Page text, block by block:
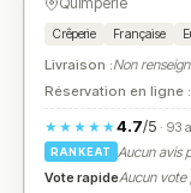
Crêperie Française
Livraison :Non
Réservation en ligne :
★★★★★4.7/5· 93
RANKEAT
Aucun avis
Vote rapideAucun vote